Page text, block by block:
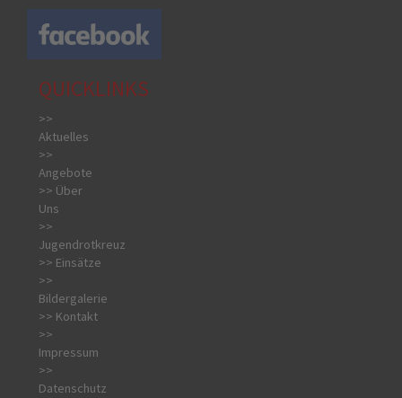
QUICKLINKS
>>
Aktuelles
>>
Angebote
>> Über
Uns
>>
Jugendrotkreuz
>> Einsätze
>>
Bildergalerie
>> Kontakt
>>
Impressum
>>
Datenschutz